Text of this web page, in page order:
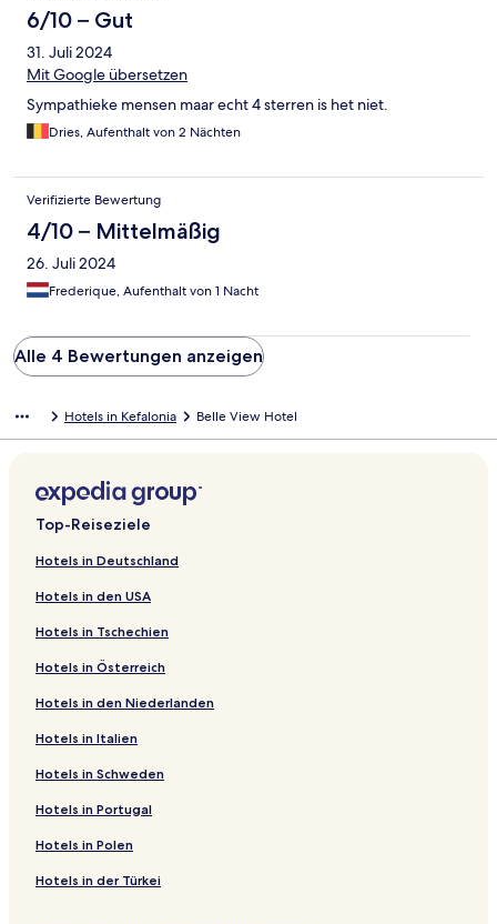
6/10 – Gut
31. Juli 2024
Mit Google übersetzen
Sympathieke mensen maar echt 4 sterren is het niet.
Dries, Aufenthalt von 2 Nächten
Verifizierte Bewertung
4/10 – Mittelmäßig
26. Juli 2024
Frederique, Aufenthalt von 1 Nacht
Alle 4 Bewertungen anzeigen
Hotels in Kefalonia Belle View Hotel
Top-Reiseziele
Hotels in Deutschland
Hotels in den USA
Hotels in Tschechien
Hotels in Österreich
Hotels in den Niederlanden
Hotels in Italien
Hotels in Schweden
Hotels in Portugal
Hotels in Polen
Hotels in der Türkei